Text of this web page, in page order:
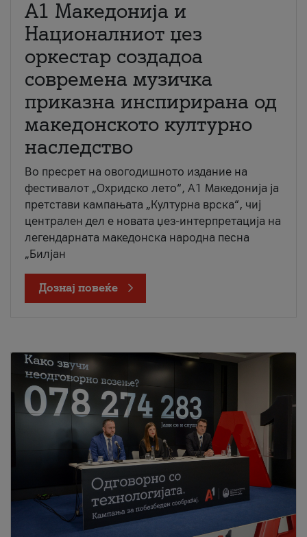
А1 Македонија и
Националниот џез
оркестар создадоа
современа музичка
приказна инспирирана од
македонското културно
наследство
Во пресрет на овогодишното издание на
фестивалот „Охридско лето“, А1 Македонија ја
претстави кампањата „Културна врска“, чиј
централен дел е новата џез-интерпретација на
легендарната македонска народна песна
„Билјан
Дознај повеќе